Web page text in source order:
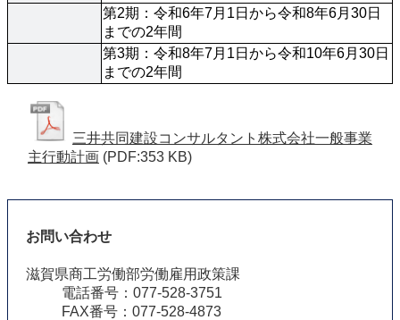
第2期：令和6年7月1日から令和8年6月30日
までの2年間
第3期：令和8年7月1日から令和10年6月30日
までの2年間
三井共同建設コンサルタント株式会社一般事業
主行動計画 (PDF:353 KB)
お問い合わせ
滋賀県商工労働部労働雇用政策課
電話番号：077-528-3751
FAX番号：077-528-4873